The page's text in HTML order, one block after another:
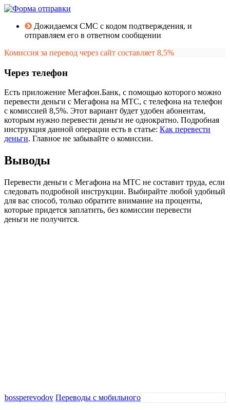
Дожидаемся СМС с кодом подтверждения, и
отправляем его в ответном сообщении
Комиссия за перевод через сайт составляет 8,5%
Через телефон
Есть приложение Мегафон.Банк, с помощью которого можно
перевести деньги с Мегафона на МТС, с телефона на телефон
с комиссией 8,5%. Этот вариант будет удобен абонентам,
которым нужно перевести деньги не однократно. Подробная
инструкция данной операции есть в статье: Как перевести
деньги. Главное не забывайте о комиссии.
Выводы
Перевести деньги с Мегафона на МТС не составит труда, если
следовать подробной инструкции. Выбирайте любой удобный
для вас способ, только обратите внимание на проценты,
которые придется заплатить, без комиссии перевести
деньги не получится.
bossperevodov Переводы с мобильного